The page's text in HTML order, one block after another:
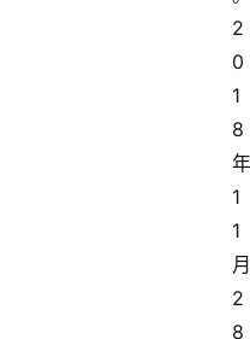
2
0
1
8
年
1
1
月
2
8